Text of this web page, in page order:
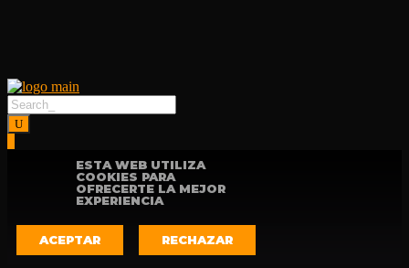
ESTA WEB UTILIZA
COOKIES PARA
OFRECERTE LA MEJOR
EXPERIENCIA
ACEPTAR RECHAZAR